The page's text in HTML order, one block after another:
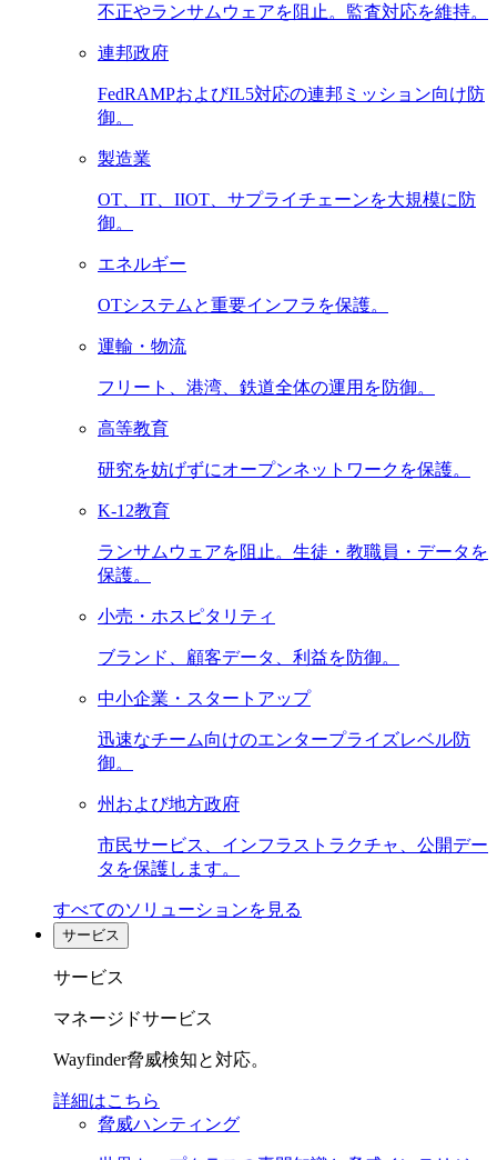
不正やランサムウェアを阻止。監査対応を維持。
連邦政府
FedRAMPおよびIL5対応の連邦ミッション向け防
御。
製造業
OT、IT、IIOT、サプライチェーンを大規模に防
御。
エネルギー
OTシステムと重要インフラを保護。
運輸・物流
フリート、港湾、鉄道全体の運用を防御。
高等教育
研究を妨げずにオープンネットワークを保護。
K-12教育
ランサムウェアを阻止。生徒・教職員・データを
保護。
小売・ホスピタリティ
ブランド、顧客データ、利益を防御。
中小企業・スタートアップ
迅速なチーム向けのエンタープライズレベル防
御。
州および地方政府
市民サービス、インフラストラクチャ、公開デー
タを保護します。
すべてのソリューションを見る
サービス
サービス
マネージドサービス
Wayfinder脅威検知と対応。
詳細はこちら
脅威ハンティング